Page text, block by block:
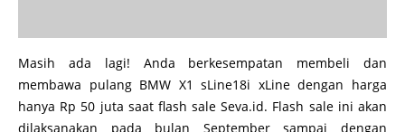
Masih ada lagi! Anda berkesempatan membeli dan
membawa pulang BMW X1 sLine18i xLine dengan harga
hanya Rp 50 juta saat flash sale Seva.id. Flash sale ini akan
dilaksanakan pada bulan September sampai dengan